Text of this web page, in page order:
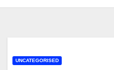
UNCATEGORISED